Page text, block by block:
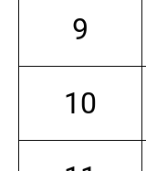
9
10